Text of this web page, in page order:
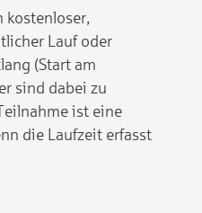
kostenloser,
Lauf oder
(Start am
sind dabei zu
ist eine
die Laufzeit erfasst